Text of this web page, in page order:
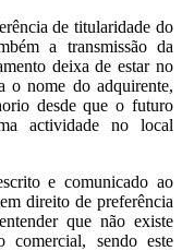
de titularidade do
a transmissão da
deixa de estar no
o nome do adquirente,
desde que o futuro
actividade no local
e comunicado ao
direito de preferência
que não existe
comercial, sendo este